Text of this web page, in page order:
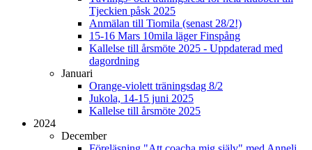
Tjeckien påsk 2025
Anmälan till Tiomila (senast 28/2!)
15-16 Mars 10mila läger Finspång
Kallelse till årsmöte 2025 - Uppdaterad med
dagordning
Januari
Orange-violett träningsdag 8/2
Jukola, 14-15 juni 2025
Kallelse till årsmöte 2025
2024
December